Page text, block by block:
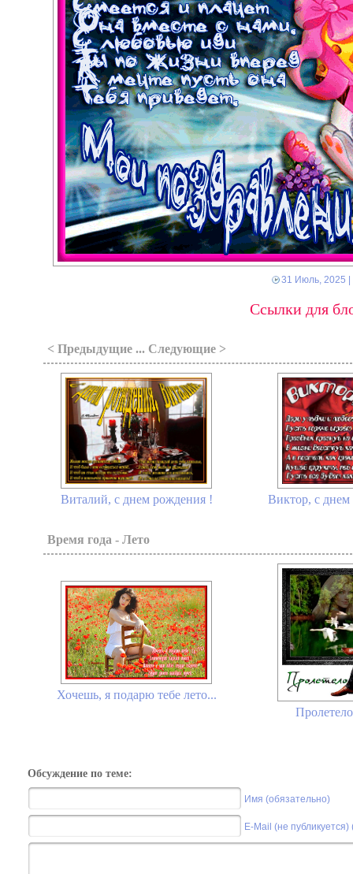
31 Июль, 2025
Ссылки для
< Предыдущие ... Следующие >
Виталий, с днем рождения ! Виктор, с днем
Время года - Лето
Хочешь, я подарю тебе лето...
Обсуждение по теме:
Имя (обязательно)
E-Mail (не